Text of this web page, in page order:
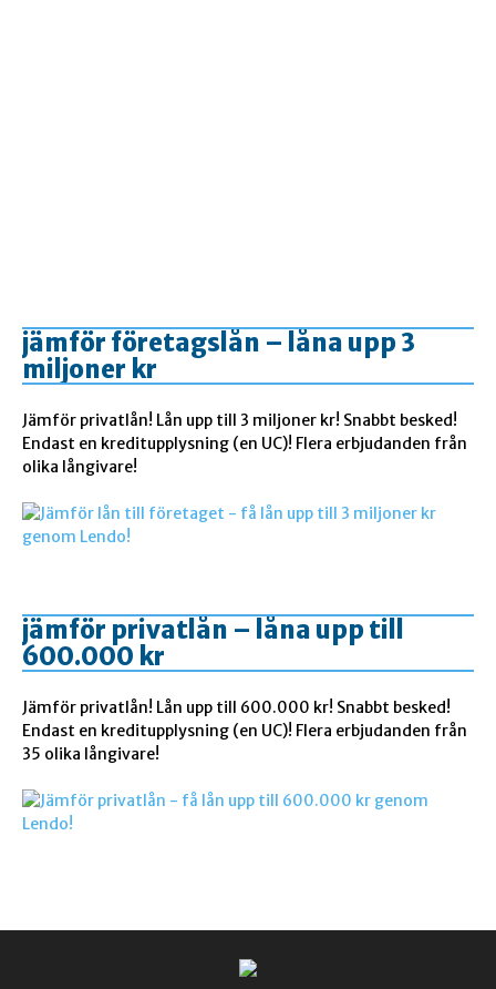
jämför företagslån – låna upp 3
miljoner kr
Jämför privatlån! Lån upp till 3 miljoner kr! Snabbt besked!
Endast en kreditupplysning (en UC)! Flera erbjudanden från
olika långivare!
jämför privatlån – låna upp till
600.000 kr
Jämför privatlån! Lån upp till 600.000 kr! Snabbt besked!
Endast en kreditupplysning (en UC)! Flera erbjudanden från
35 olika långivare!